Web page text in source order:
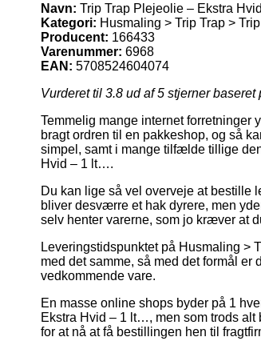
Navn: Trip Trap Plejeolie – Ekstra
Kategori: Husmaling > Trip Trap >
Producent: 166433
Varenummer: 6968
EAN: 5708524604074
Vurderet til 3.8 ud af 5 stjerner baseret
Temmelig mange internet
bragt ordren til en pakkeshop, og så
simpel, samt i mange tilfælde tillige
Hvid – 1 lt….
Du kan lige så vel overveje at bestille
bliver desværre et hak dyrere, men
selv henter varerne, som jo kræver at
Leveringstidspunktet på Husmaling >
med det samme, så med det formål
vedkommende vare.
En masse online shops byder på 1
Ekstra Hvid – 1 lt…, men som trods alt
for at nå at få bestillingen hen til